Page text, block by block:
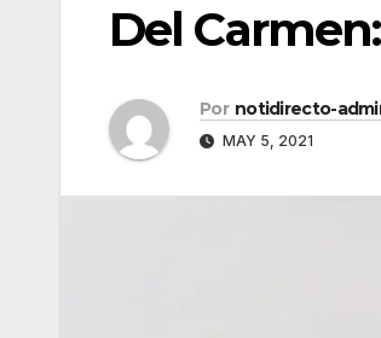
Del
Por notidirecto-
MAY 5, 2021